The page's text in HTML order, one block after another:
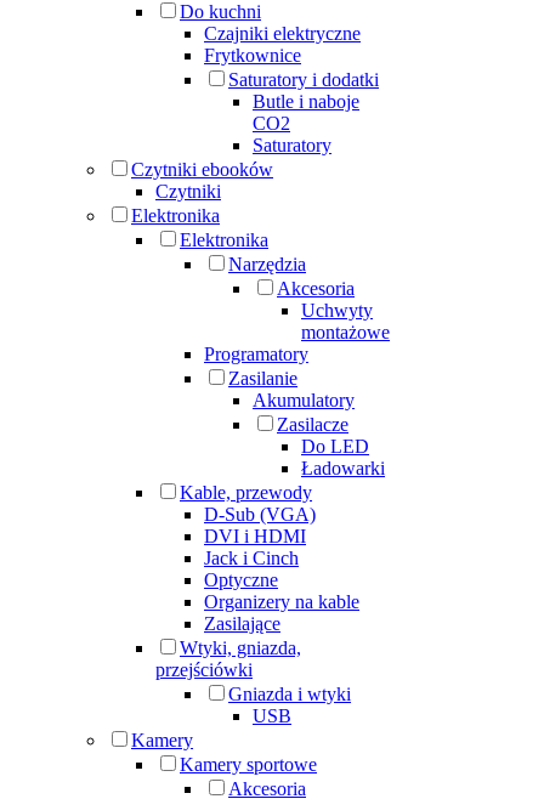
Do kuchni
Czajniki elektryczne
Frytkownice
Saturatory i dodatki
Butle i naboje
CO2
Saturatory
Czytniki ebooków
Czytniki
Elektronika
Elektronika
Narzędzia
Akcesoria
Uchwyty
montażowe
Programatory
Zasilanie
Akumulatory
Zasilacze
Do LED
Ładowarki
Kable, przewody
D-Sub (VGA)
DVI i HDMI
Jack i Cinch
Optyczne
Organizery na kable
Zasilające
Wtyki, gniazda,
przejściówki
Gniazda i wtyki
USB
Kamery
Kamery sportowe
Akcesoria